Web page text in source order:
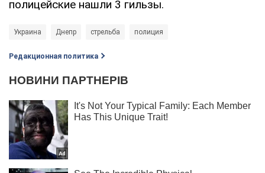
полицейские нашли 3 гильзы.
Украина Днепр стрельба полиция
Редакционная политика